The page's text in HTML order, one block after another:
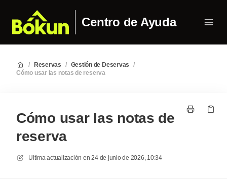
Centro de Ayuda
/ Reservas / Gestión de Deservas
/
Cómo usar las notas de reserva
Cómo usar las notas de
reserva
Ultima actualización en 24 de junio de 2026, 10:34